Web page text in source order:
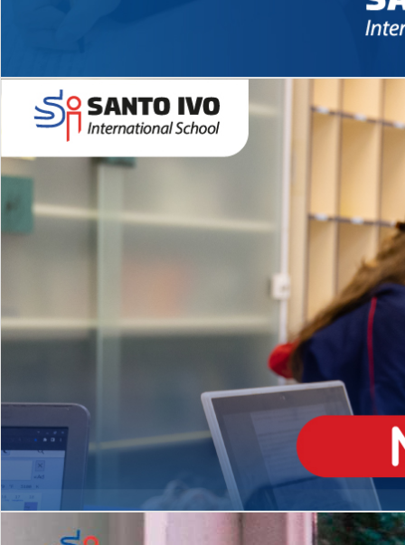
Novidades 2026 High School
Matrículas Abertas 2026
EDUCAÇÃO INFANTIL
Inglês todos os dias
MÉDIO
igh School
Dupla Diplomação
2º AO 5º ANO FUNDAMENTAL